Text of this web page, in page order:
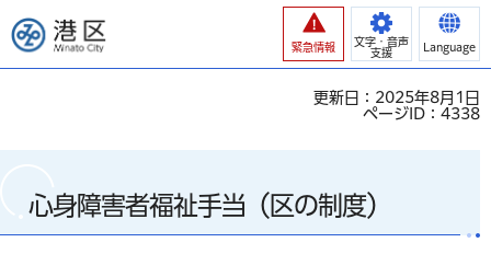
港区
緊急情報
文字・音声
支援
Language
更新日：2025年8月1日
ページID：4338
心身障害者福祉手当（区の制度）